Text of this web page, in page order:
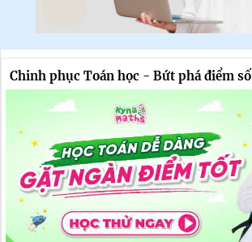
Chinh phục Toán học - Bứt phá điểm số